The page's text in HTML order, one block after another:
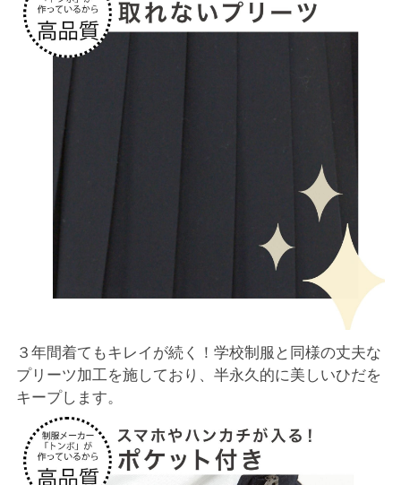
３年間着てもキレイが続く！学校制服と同様の丈夫な
プリーツ加工を施しており、半永久的に美しいひだを
キープします。